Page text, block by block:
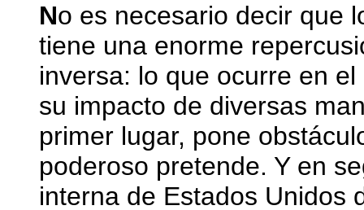
No es necesario decir que
tiene una enorme
inversa: lo que ocurre en
su impacto de diversas
primer lugar, pone
poderoso pretende. Y en
interna de Estados Unidos